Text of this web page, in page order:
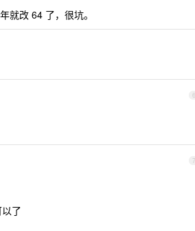
就改 64 了，很坑。
6
7
了